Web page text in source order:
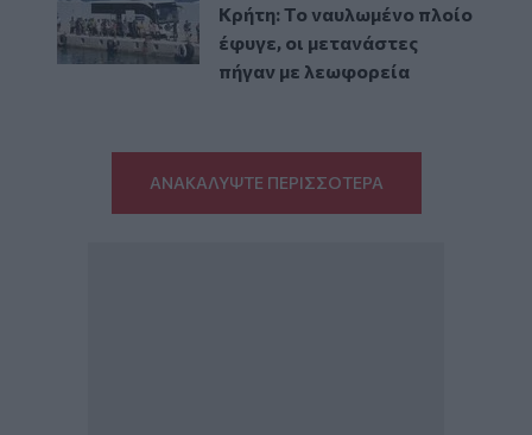
Κρήτη: Το ναυλωμένο πλοίο
έφυγε, οι μετανάστες
πήγαν με λεωφορεία
ΑΝΑΚΑΛΥΨΤΕ ΠΕΡΙΣΣΟΤΕΡΑ